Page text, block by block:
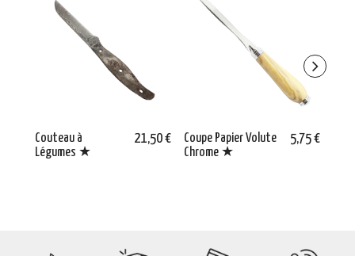
Couteau à
Légumes ★
21,50 €
Coupe Papier Volute
Chrome ★
5,75 €